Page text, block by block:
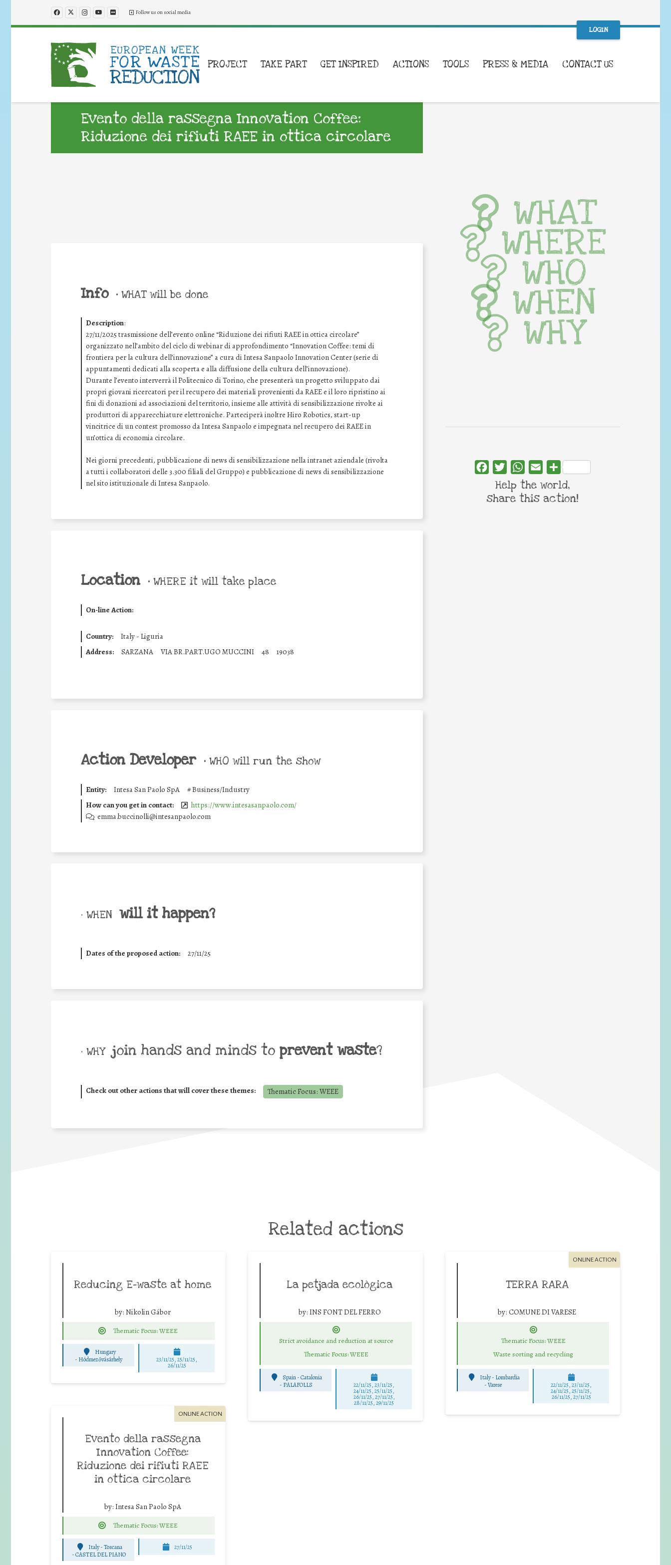
Follow us on social media
LOGIN
PROJECT TAKE PART GET INSPIRED ACTIONS TOOLS PRESS & MEDIA CONTACT US
Evento della rassegna Innovation Coffee:
Riduzione dei rifiuti RAEE in ottica circolare
Info • WHAT will be done
Description:
27/11/2025 trasmissione dell’evento online “Riduzione dei rifiuti RAEE in ottica circolare”
organizzato nell’ambito del ciclo di webinar di approfondimento “Innovation Coffee: temi di
frontiera per la cultura dell’innovazione” a cura di Intesa Sanpaolo Innovation Center (serie di
appuntamenti dedicati alla scoperta e alla diffusione della cultura dell’innovazione).
Durante l’evento interverrà il Politecnico di Torino, che presenterà un progetto sviluppato dai
propri giovani ricercatori per il recupero dei materiali provenienti da RAEE e il loro ripristino ai
fini di donazioni ad associazioni del territorio, insieme alle attività di sensibilizzazione rivolte ai
produttori di apparecchiature elettroniche. Parteciperà inoltre Hiro Robotics, start-up
vincitrice di un contest promosso da Intesa Sanpaolo e impegnata nel recupero dei RAEE in
un’ottica di economia circolare.
Nei giorni precedenti, pubblicazione di news di sensibilizzazione nella intranet aziendale (rivolta
a tutti i collaboratori delle 3.300 filiali del Gruppo) e pubblicazione di news di sensibilizzazione
nel sito istituzionale di Intesa Sanpaolo.
Location • WHERE it will take place
On-line Action:
Country:
Italy - Liguria
Address:
SARZANA VIA BR.PART.UGO MUCCINI 48 19038
Action Developer • WHO will run the show
Entity: Intesa San Paolo SpA #Business/Industry
How can you get in contact:
https://www.intesasanpaolo.com/
emma.buccinolli@intesanpaolo.com
• WHEN will it happen?
Dates of the proposed action: 27/11/25
• WHY join hands and minds to prevent waste?
Check out other actions that will cover these themes: Thematic Focus: WEEE
WHAT
WHERE
WHO
WHEN
WHY
FacebookTwitterWhatsApp
Email Share
Help the world,
share this action!
Related actions
Reducing E-waste at home
by: Nikolin Gábor
Thematic Focus: WEEE
Hungary
- Hódmezővásárhely 23/11/25,25/11/25,
26/11/25
La petjada ecològica
by: INS FONT DEL FERRO
Strict avoidance and reduction at source
Thematic Focus: WEEE
Spain - Catalonia
- PALAFOLLS 22/11/25,23/11/25,
24/11/25,25/11/25,
26/11/25,27/11/25,
28/11/25,29/11/25
ONLINE ACTION
TERRA RARA
by: COMUNE DI VARESE
Thematic Focus: WEEE
Waste sorting and recycling
Italy - Lombardia
-Varese 22/11/25,23/11/25,
24/11/25,25/11/25,
26/11/25,27/11/25
ONLINE ACTION
Evento della rassegna
Innovation Coffee:
Riduzione dei rifiuti RAEE
in ottica circolare
by: Intesa San Paolo SpA
Thematic Focus: WEEE
Italy - Toscana
-CASTEL DEL PIANO
27/11/25